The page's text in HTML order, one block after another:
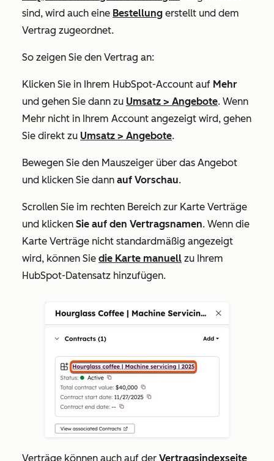
sind, wird auch eine Bestellung erstellt und dem
Vertrag zugeordnet.
So zeigen Sie den Vertrag an:
Klicken Sie in Ihrem HubSpot-Account auf Mehr
und gehen Sie dann zu Umsatz > Angebote. Wenn
Mehr nicht in Ihrem Account angezeigt wird, gehen
Sie direkt zu Umsatz > Angebote.
Bewegen Sie den Mauszeiger über das Angebot
und klicken Sie dann auf Vorschau.
Scrollen Sie im rechten Bereich zur Karte Verträge
und klicken Sie auf den Vertragsnamen. Wenn die
Karte Verträge nicht standardmäßig angezeigt
wird, können Sie die Karte manuell zu Ihrem
HubSpot-Datensatz hinzufügen.
Verträge können auch auf der Vertragsindexseite